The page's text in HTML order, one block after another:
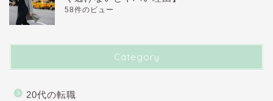
58件のビュー
Category
20代の転職